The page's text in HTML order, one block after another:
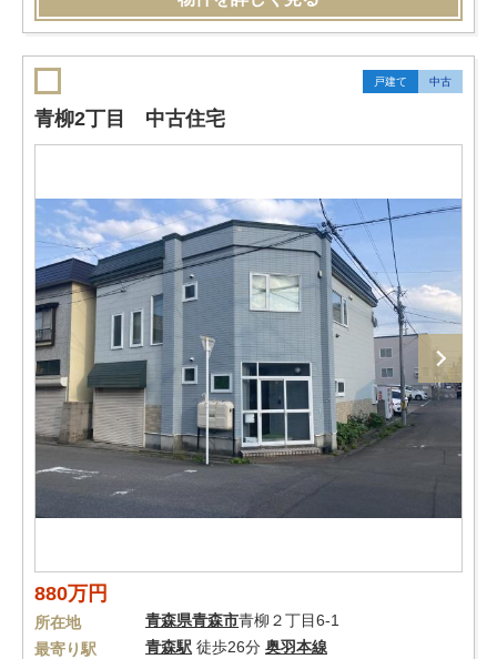
戸建て 中古
青柳2丁目 中古住宅
880万円
所在地 青森県青森市青柳２丁目6-1
最寄り駅
青森駅 徒歩26分 奥羽本線